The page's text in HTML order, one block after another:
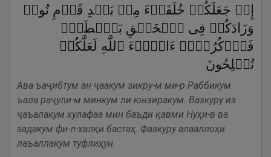
إِذۡ جَعَلَكُمۡ خُلَفَاۤءَ مِنۢ بَعۡدِ قَوۡمِ نُوحࣲ
وَزَادَكُمۡ فِی ٱلۡخَلۡقِ بَصۜۡطَةࣰۖ
فَٱذۡكُرُوۤا۟ ءَالَاۤءَ ٱللَّهِ لَعَلَّكُمۡ
تُفۡلِحُونَ
Ава ъаҷибтум ан ҷаакум зикру-м ми-р Раббикум
ъала раҷули-м минкум ли юнзиракум. Вазкуру из
ҷаъалакум хулафаа мин баъди қавми Нуҳи-в ва
задакум фи-л-халқи бастаҳ. Фазкуру алааллоҳи
лаъаллакум туфлиҳун.